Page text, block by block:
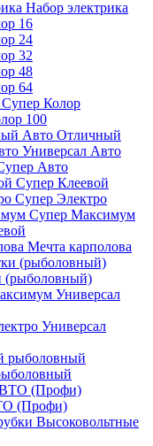
Набор электрика
16
24
32
48
64
Супер Колор
100
Авто Отличный
Универсал Авто
Авто
Супер Клеевой
Супер Электро
Супер Максимум
Мечта карполова
(рыболовный)
Универсал
Универсал
(Профи)
Высоковольтные